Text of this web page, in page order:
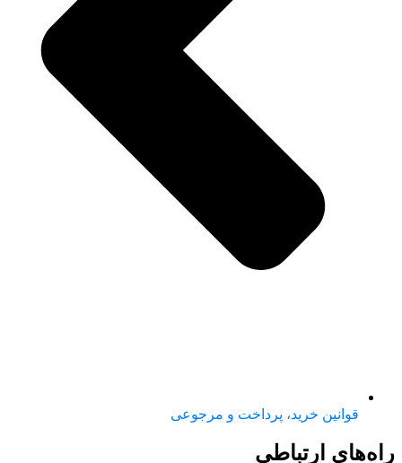
قوانین خرید، پرداخت و مرجوعی
راه‌های ارتباطی